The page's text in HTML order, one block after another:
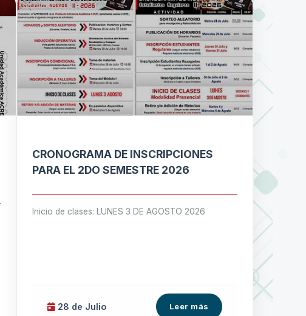
CRONOGRAMA DE INSCRIPCIONES
PARA EL 2DO SEMESTRE 2026
Inicio de clases: LUNES 3 DE AGOSTO 2026
28 de Julio Leer más